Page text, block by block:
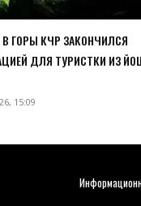
ГОРЫ КЧР ЗАКОНЧИЛСЯ
ДЛЯ ТУРИСТКИ ИЗ
15:09